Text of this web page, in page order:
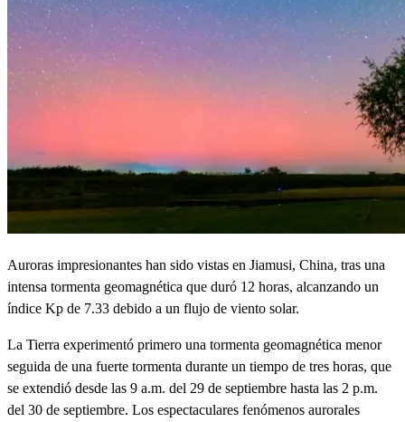
Auroras impresionantes han sido vistas en Jiamusi, China, tras una
intensa tormenta geomagnética que duró 12 horas, alcanzando un
índice Kp de 7.33 debido a un flujo de viento solar.
La Tierra experimentó primero una tormenta geomagnética menor
seguida de una fuerte tormenta durante un tiempo de tres horas, que
se extendió desde las 9 a.m. del 29 de septiembre hasta las 2 p.m.
del 30 de septiembre. Los espectaculares fenómenos aurorales